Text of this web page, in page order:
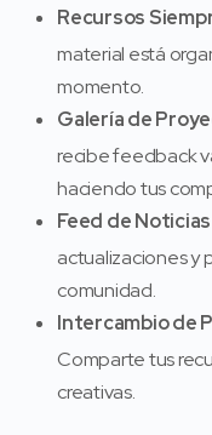
Recursos
material está
momento.
Galería de
recibe feedback
haciendo tus
Feed de Noticias
actualizaciones y
comunidad.
Intercambio de
Comparte tus
creativas.